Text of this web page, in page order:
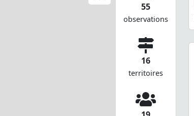
55
observations
16
territoires